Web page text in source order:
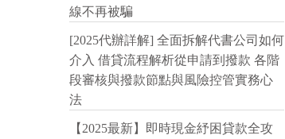
線不再被騙
[2025代辦詳解] 全面拆解代書公司如何
介入 借貸流程解析從申請到撥款 各階
段審核與撥款節點與風險控管實務心
法
【2025最新】即時現金紓困貸款全攻